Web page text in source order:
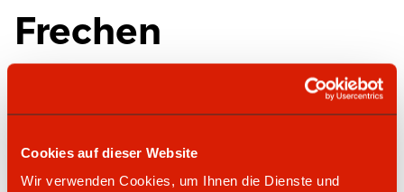
Cookies auf dieser Website
Wir verwenden Cookies, um Ihnen die Dienste und
Frechen
Finde unsere Standorte in Frechen hier
star Tankstelle